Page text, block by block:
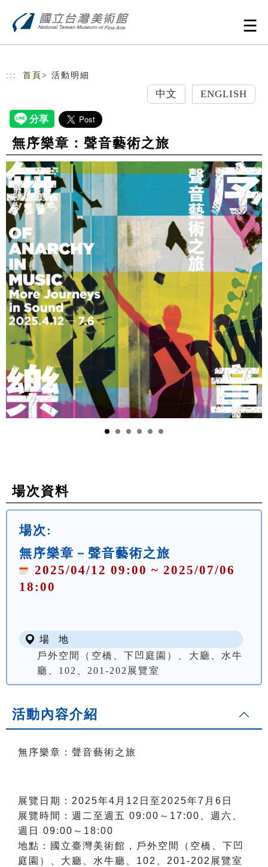
::: 首頁 > 活動明細
中文 ENGLISH
無序樂章：聲音藝術之旅
場次資料
場次:
無序樂章－聲音藝術之旅
2025/04/12 09:00 ~ 2025/07/06
18:00
場 地
戶外空間（空橋、下凹庭園）、大廳、水牛
廳、102、201-202展覽室
活動內容介紹
無序樂章：聲音藝術之旅
展覽日期：2025年4月12日至2025年7月6日
展覽時間：週二至週五 09:00～17:00、週六、
週日 09:00～18:00
地點：國立臺灣美術館，戶外空間（空橋、下凹
庭園）、大廳、水牛廳、102、201-202展覽室